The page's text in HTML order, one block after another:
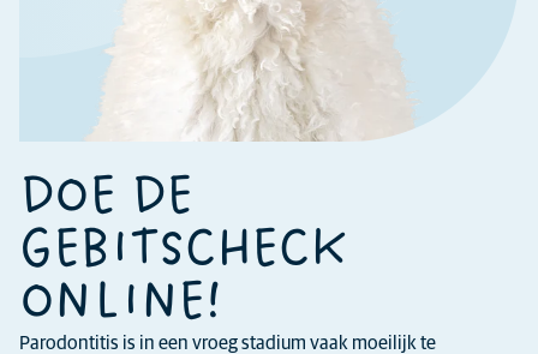
DOE DE
GEBITSCHECK
ONLINE!
Parodontitis is in een vroeg stadium vaak moeilijk te